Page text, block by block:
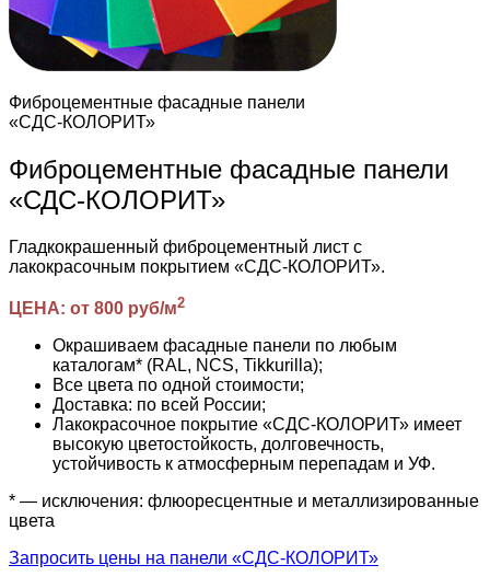
Фиброцементные фасадные панели
«СДС-КОЛОРИТ»
Фиброцементные фасадные панели
«СДС-КОЛОРИТ»
Гладкокрашенный фиброцементный лист с
лакокрасочным покрытием «СДС-КОЛОРИТ».
ЦЕНА: от 800 руб/м2
Окрашиваем фасадные панели по любым
каталогам* (RAL, NCS, Tikkurilla);
Все цвета по одной стоимости;
Доставка: по всей России;
Лакокрасочное покрытие «СДС-КОЛОРИТ» имеет
высокую цветостойкость, долговечность,
устойчивость к атмосферным перепадам и УФ.
* — исключения: флюоресцентные и металлизированные
цвета
Запросить цены на панели «СДС-КОЛОРИТ»